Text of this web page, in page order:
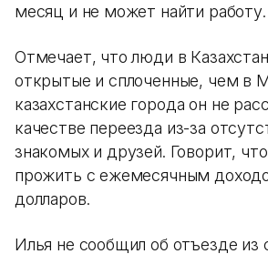
месяц и не может найти работу.
Отмечает, что люди в
открытые и сплоченные, чем в
казахстанские города он не
качестве переезда из-за
знакомых и друзей. Говорит,
прожить с ежемесячным
долларов.
Илья не сообщил об отъезде из